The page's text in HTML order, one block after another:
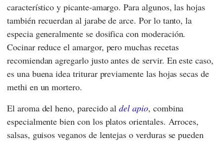
característico y picante-amargo. Para algunos, las hojas
también recuerdan al jarabe de arce. Por lo tanto, la
especia generalmente se dosifica con moderación.
Cocinar reduce el amargor, pero muchas recetas
recomiendan agregarlo justo antes de servir. En este caso,
es una buena idea triturar previamente las hojas secas de
methi en un mortero.
El aroma del heno, parecido aldel apio, combina
especialmente bien con los platos orientales. Arroces,
salsas, guisos veganos de lentejas o verduras se pueden